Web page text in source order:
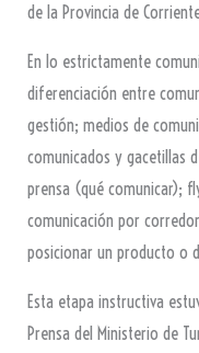
de la Provincia de
En lo estrictamente
diferenciación entre
gestión; medios de
comunicados y gacetillas
prensa (qué comunicar);
comunicación por
posicionar un producto o
Esta etapa instructiva
Prensa del Ministerio de